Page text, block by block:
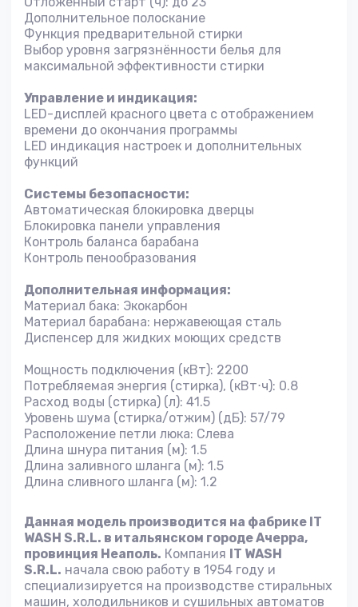
Дополнительное полоскание
Функция предварительной стирки
Выбор уровня загрязнённости белья для
максимальной эффективности стирки
Управление и индикация:
LED-дисплей красного цвета с отображением
времени до окончания программы
LED индикация настроек и дополнительных
функций
Системы безопасности:
Автоматическая блокировка дверцы
Блокировка панели управления
Контроль баланса барабана
Контроль пенообразования
Дополнительная информация:
Материал бака: Экокарбон
Материал барабана: нержавеющая сталь
Диспенсер для жидких моющих средств
Мощность подключения (кВт): 2200
Потребляемая энергия (стирка), (кВт⋅ч): 0.8
Расход воды (стирка) (л): 41.5
Уровень шума (стирка/отжим) (дБ): 57/79
Расположение петли люка: Слева
Длина шнура питания (м): 1.5
Длина заливного шланга (м): 1.5
Длина сливного шланга (м): 1.2
Данная модель производится на фабрике IT
WASH S.R.L. в итальянском городе Ачерра,
провинция Неаполь. Компания IT WASH
S.R.L. начала свою работу в 1954 году и
специализируется на производстве стиральных
машин, холодильников и сушильных автоматов